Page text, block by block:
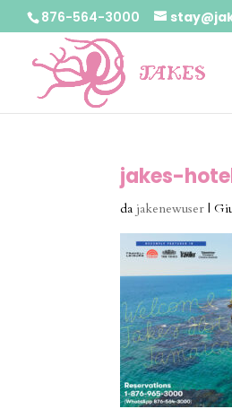
876-564-3000
jakes-
da jakenewuser |